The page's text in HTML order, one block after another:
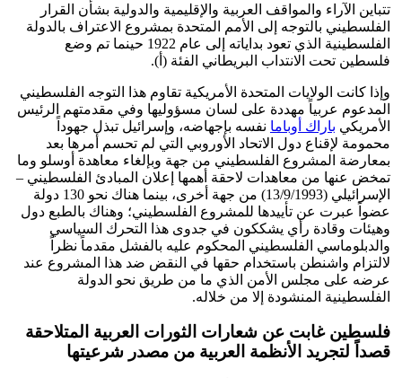
تتباين الآراء والمواقف العربية والإقليمية والدولية بشأن القرار
الفلسطيني بالتوجه إلى الأمم المتحدة بمشروع الاعتراف بالدولة
الفلسطينية الذي تعود بداياته إلى عام 1922 حينما تم وضع
فلسطين تحت الانتداب البريطاني الفئة (أ).
وإذا كانت الولايات المتحدة الأمريكية تقاوم هذا التوجه الفلسطيني
المدعوم عربياً مهددة على لسان مسؤوليها وفي مقدمتهم الرئيس
الأمريكي باراك أوباما نفسه بإجهاضه، وإسرائيل تبذل جهوداً
محمومة لإقناع دول الاتحاد الأوروبي التي لم تحسم أمرها بعد
بمعارضة المشروع الفلسطيني من جهة وبإلغاء معاهدة أوسلو وما
تمخض عنها من معاهدات لاحقة أهمها إعلان المبادئ الفلسطيني –
الإسرائيلي (13/9/1993) من جهة أخرى، بينما هناك نحو 130 دولة
عضواً عبرت عن تأييدها للمشروع الفلسطيني؛ وهناك بالطبع دول
وهيئات وقادة رأي يشككون في جدوى هذا التحرك السياسي
والدبلوماسي الفلسطيني المحكوم عليه بالفشل مقدماً نظراً
لالتزام واشنطن باستخدام حقها في النقض ضد هذا المشروع عند
عرضه على مجلس الأمن الذي ما من طريق نحو الدولة
الفلسطينية المنشودة إلا من خلاله.
فلسطين غابت عن شعارات الثورات العربية المتلاحقة
قصداً لتجريد الأنظمة العربية من مصدر شرعيتها